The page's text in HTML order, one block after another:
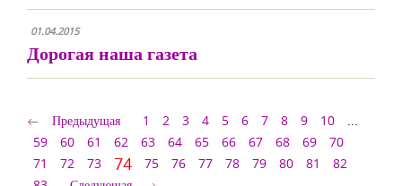
01.04.2015
Дорогая наша газета
Предыдущая 1 2 3 4 5 6 7 8 9 10
...
59
60 61 62 63 64 65 66 67 68 69
70
71
72 73 74 75 76 77 78 79 80 81
82